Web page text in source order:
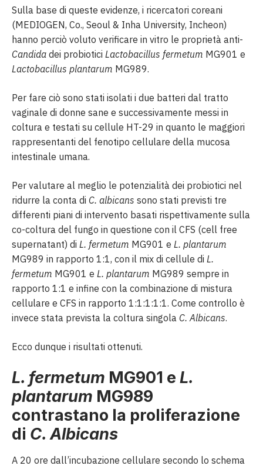
Sulla base di queste evidenze, i ricercatori coreani
(MEDIOGEN, Co., Seoul & Inha University, Incheon)
hanno perciò voluto verificare in vitro le proprietà anti-
Candida dei probiotici Lactobacillus fermetum MG901 e
Lactobacillus plantarum MG989.
Per fare ciò sono stati isolati i due batteri dal tratto
vaginale di donne sane e successivamente messi in
coltura e testati su cellule HT-29 in quanto le maggiori
rappresentanti del fenotipo cellulare della mucosa
intestinale umana.
Per valutare al meglio le potenzialità dei probiotici nel
ridurre la conta di C. albicans sono stati previsti tre
differenti piani di intervento basati rispettivamente sulla
co-coltura del fungo in questione con il CFS (cell free
supernatant) di L. fermetum MG901 e L. plantarum
MG989 in rapporto 1:1, con il mix di cellule di L.
fermetum MG901 e L. plantarum MG989 sempre in
rapporto 1:1 e infine con la combinazione di mistura
cellulare e CFS in rapporto 1:1:1:1:1. Come controllo è
invece stata prevista la coltura singola C. Albicans.
Ecco dunque i risultati ottenuti.
L. fermetum MG901 e L.
plantarum MG989
contrastano la proliferazione
di C. Albicans
A 20 ore dall’incubazione cellulare secondo lo schema